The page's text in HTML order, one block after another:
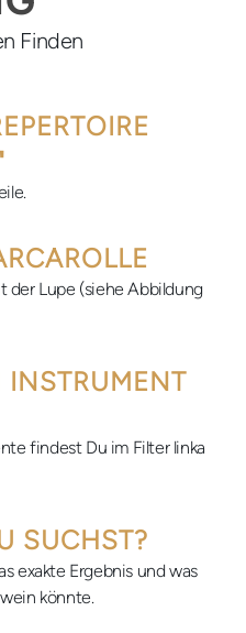
Finden
der Lupe (siehe Abbildung
findest Du im Filter linka
SUCHST?
exakte Ergebnis und was
könnte.